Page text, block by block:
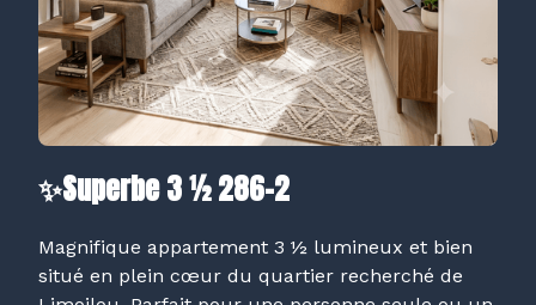
✨Superbe 3 ½ 286-2
Magnifique appartement 3 ½ lumineux et bien
situé en plein cœur du quartier recherché de